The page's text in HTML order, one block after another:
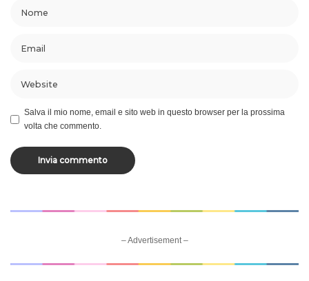
Salva il mio nome, email e sito web in questo browser per la prossima
volta che commento.
– Advertisement –